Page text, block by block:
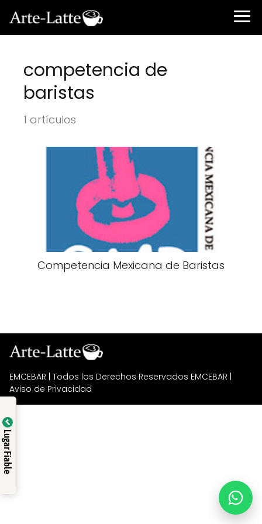
competencia de
baristas
1 artículos
Competencia Mexicana de Baristas
EMCEBAR | Todos los Derechos Reservados EMCEBAR |
Aviso de Privacidad
Lugar Fiable